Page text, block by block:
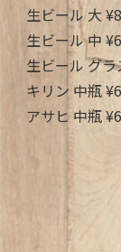
生ビール 大
生ビール 中
生ビール グ
キリン 中瓶
アサヒ 中瓶